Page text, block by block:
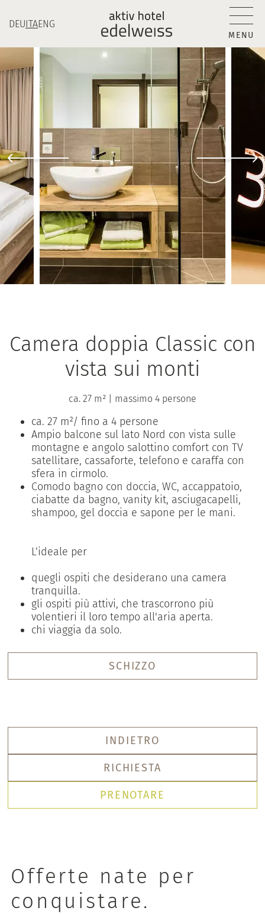
MENU
DEUITAENG
Camera doppia Classic con
vista sui monti
ca. 27 m² massimo 4 persone
ca. 27 m²/ fino a 4 persone
Ampio balcone sul lato Nord con vista sulle
montagne e angolo salottino comfort con TV
satellitare, cassaforte, telefono e caraffa con
sfera in cirmolo.
Comodo bagno con doccia, WC, accappatoio,
ciabatte da bagno, vanity kit, asciugacapelli,
shampoo, gel doccia e sapone per le mani.
L’ideale per
quegli ospiti che desiderano una camera
tranquilla.
gli ospiti più attivi, che trascorrono più
volentieri il loro tempo all'aria aperta.
chi viaggia da solo.
SCHIZZO
INDIETRO
RICHIESTA
PRENOTARE
Offerte nate per
conquistare.